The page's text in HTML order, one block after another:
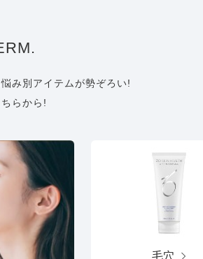
み別アイテムが勢ぞろい!
らから!
毛穴